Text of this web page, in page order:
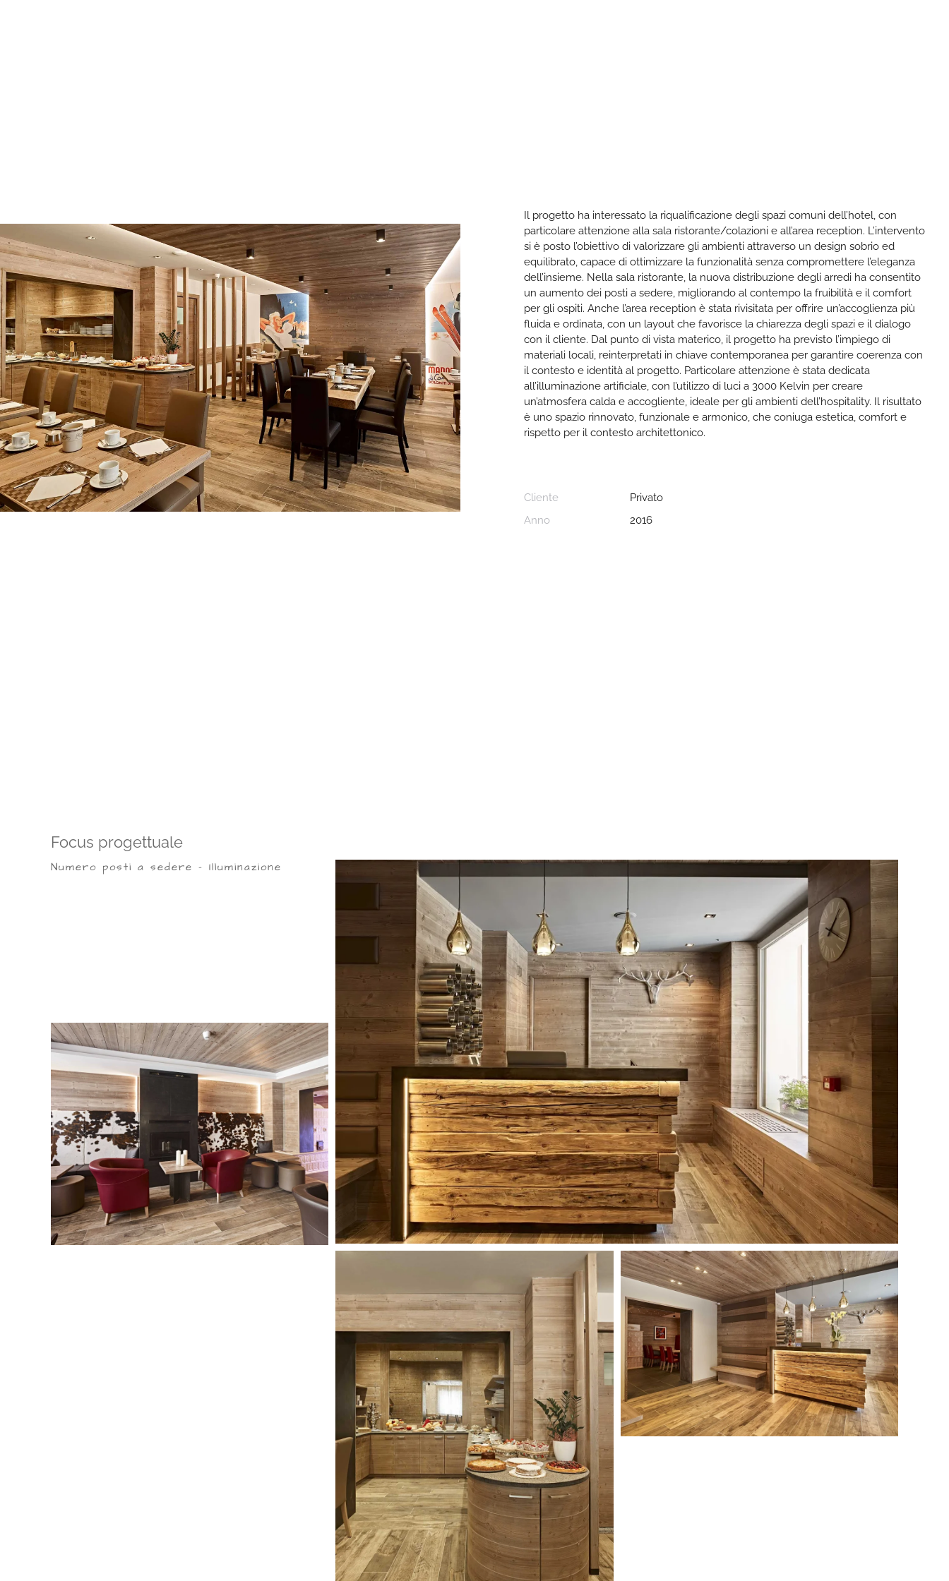
Il progetto ha interessato la riqualificazione degli spazi comuni dell’hotel, con
particolare attenzione alla sala ristorante/colazioni e all’area reception. L’intervento
si è posto l’obiettivo di valorizzare gli ambienti attraverso un design sobrio ed
equilibrato, capace di ottimizzare la funzionalità senza compromettere l’eleganza
dell’insieme. Nella sala ristorante, la nuova distribuzione degli arredi ha consentito
un aumento dei posti a sedere, migliorando al contempo la fruibilità e il comfort
per gli ospiti. Anche l’area reception è stata rivisitata per offrire un’accoglienza più
fluida e ordinata, con un layout che favorisce la chiarezza degli spazi e il dialogo
con il cliente. Dal punto di vista materico, il progetto ha previsto l’impiego di
materiali locali, reinterpretati in chiave contemporanea per garantire coerenza con
il contesto e identità al progetto. Particolare attenzione è stata dedicata
all’illuminazione artificiale, con l’utilizzo di luci a 3000 Kelvin per creare
un’atmosfera calda e accogliente, ideale per gli ambienti dell’hospitality. Il risultato
è uno spazio rinnovato, funzionale e armonico, che coniuga estetica, comfort e
rispetto per il contesto architettonico.
Cliente
Privato
Anno
2016
Focus progettuale
Numero posti a sedere - Illuminazione